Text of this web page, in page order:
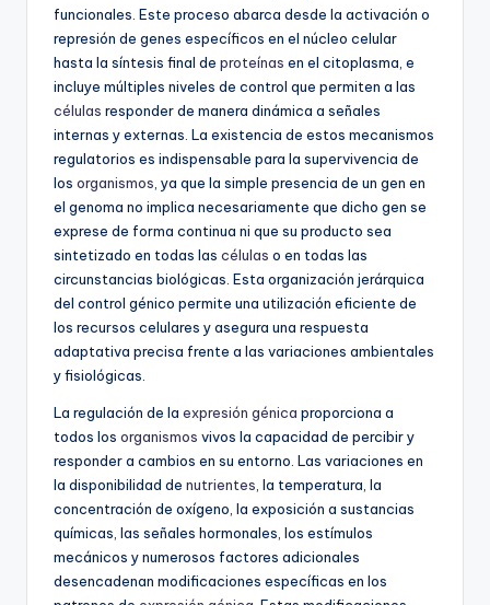
funcionales. Este proceso abarca desde la activación o
represión de genes específicos en el núcleo celular
hasta la síntesis final de proteínas en el citoplasma, e
incluye múltiples niveles de control que permiten a las
células responder de manera dinámica a señales
internas y externas. La existencia de estos mecanismos
regulatorios es indispensable para la supervivencia de
los organismos , ya que la simple presencia de un gen en
el genoma no implica necesariamente que dicho gen se
exprese de forma continua ni que su producto sea
sintetizado en todas las células o en todas las
circunstancias biológicas. Esta organización jerárquica
del control génico permite una utilización eficiente de
los recursos celulares y asegura una respuesta
adaptativa precisa frente a las variaciones ambientales
y fisiológicas.
La regulación de la expresión génica proporciona a
todos los organismos vivos la capacidad de percibir y
responder a cambios en su entorno. Las variaciones en
la disponibilidad de nutrientes , la temperatura, la
concentración de oxígeno, la exposición a sustancias
químicas, las señales hormonales, los estímulos
mecánicos y numerosos factores adicionales
desencadenan modificaciones específicas en los